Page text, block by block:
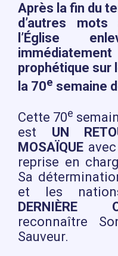
Après la fin du
d’autres
l’Église
prophétique sur
la 70e semaine
Cette 70e
est UN
MOSAÏQUE
reprise en
Sa
et les
DERNIÈRE
reconnaître
Sauveur.